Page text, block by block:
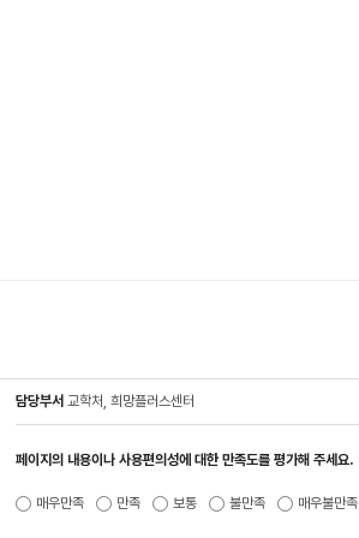
담당부서 교학처, 희망플러스센터
페이지의 내용이나 사용편의성에 대한 만족도를 평가해 주세요.
매우만족 만족 보통 불만족 매우불만족